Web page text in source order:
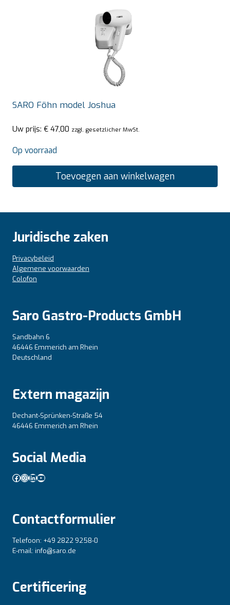
SARO Föhn model Joshua
Uw prijs: € 47,00 zzgl. gesetzlicher MwSt.
Op voorraad
Toevoegen aan winkelwagen
Juridische zaken
Privacybeleid
Algemene voorwaarden
Colofon
Saro Gastro-Products GmbH
Sandbahn 6
46446 Emmerich am Rhein
Deutschland
Extern magazijn
Dechant-Sprünken-Straße 54
46446 Emmerich am Rhein
Social Media
Facebook
Instagram
LinkedIn
YouTube
Contactformulier
Telefoon: +49 2822 9258-0
E-mail: info@saro.de
Certificering